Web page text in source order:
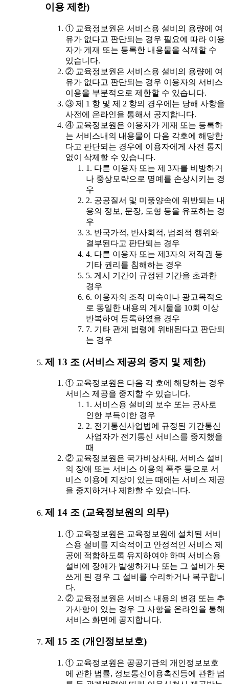
이용 제한)
① 교육정보원은 서비스용 설비의 용량에 여
유가 없다고 판단되는 경우 필요에 따라 이용
자가 게재 또는 등록한 내용물을 삭제할 수
있습니다.
② 교육정보원은 서비스용 설비의 용량에 여
유가 없다고 판단되는 경우 이용자의 서비스
이용을 부분적으로 제한할 수 있습니다.
③ 제 1 항 및 제 2 항의 경우에는 당해 사항을
사전에 온라인을 통해서 공지합니다.
④ 교육정보원은 이용자가 게재 또는 등록하
는 서비스내의 내용물이 다음 각호에 해당한
다고 판단되는 경우에 이용자에게 사전 통지
없이 삭제할 수 있습니다.
1. 다른 이용자 또는 제 3자를 비방하거
나 중상모략으로 명예를 손상시키는 경
우
2. 공공질서 및 미풍양속에 위반되는 내
용의 정보, 문장, 도형 등을 유포하는 경
우
3. 반국가적, 반사회적, 범죄적 행위와
결부된다고 판단되는 경우
4. 다른 이용자 또는 제3자의 저작권 등
기타 권리를 침해하는 경우
5. 게시 기간이 규정된 기간을 초과한
경우
6. 이용자의 조작 미숙이나 광고목적으
로 동일한 내용의 게시물을 10회 이상
반복하여 등록하였을 경우
7. 기타 관계 법령에 위배된다고 판단되
는 경우
제 13 조 (서비스 제공의 중지 및 제한)
① 교육정보원은 다음 각 호에 해당하는 경우
서비스 제공을 중지할 수 있습니다.
1. 서비스용 설비의 보수 또는 공사로
인한 부득이한 경우
2. 전기통신사업법에 규정된 기간통신
사업자가 전기통신 서비스를 중지했을
때
② 교육정보원은 국가비상사태, 서비스 설비
의 장애 또는 서비스 이용의 폭주 등으로 서
비스 이용에 지장이 있는 때에는 서비스 제공
을 중지하거나 제한할 수 있습니다.
제 14 조 (교육정보원의 의무)
① 교육정보원은 교육정보원에 설치된 서비
스용 설비를 지속적이고 안정적인 서비스 제
공에 적합하도록 유지하여야 하며 서비스용
설비에 장애가 발생하거나 또는 그 설비가 못
쓰게 된 경우 그 설비를 수리하거나 복구합니
다.
② 교육정보원은 서비스 내용의 변경 또는 추
가사항이 있는 경우 그 사항을 온라인을 통해
서비스 화면에 공지합니다.
제 15 조 (개인정보보호)
① 교육정보원은 공공기관의 개인정보보호
에 관한 법률, 정보통신이용촉진등에 관한 법